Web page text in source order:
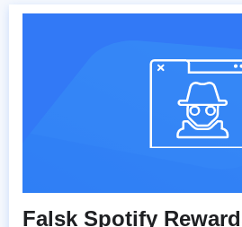
Falsk Spotify